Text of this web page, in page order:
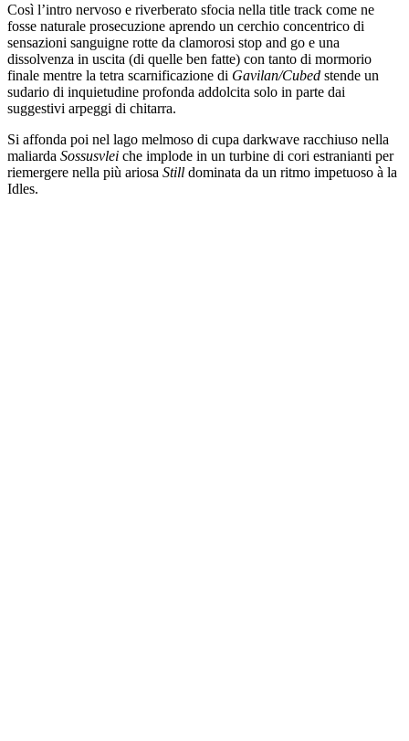
Così l’intro nervoso e riverberato sfocia nella title track come ne
fosse naturale prosecuzione aprendo un cerchio concentrico di
sensazioni sanguigne rotte da clamorosi stop and go e una
dissolvenza in uscita (di quelle ben fatte) con tanto di mormorio
finale mentre la tetra scarnificazione di Gavilan/Cubed stende un
sudario di inquietudine profonda addolcita solo in parte dai
suggestivi arpeggi di chitarra.
Si affonda poi nel lago melmoso di cupa darkwave racchiuso nella
maliarda Sossusvlei che implode in un turbine di cori estranianti per
riemergere nella più ariosa Still dominata da un ritmo impetuoso à la
Idles.